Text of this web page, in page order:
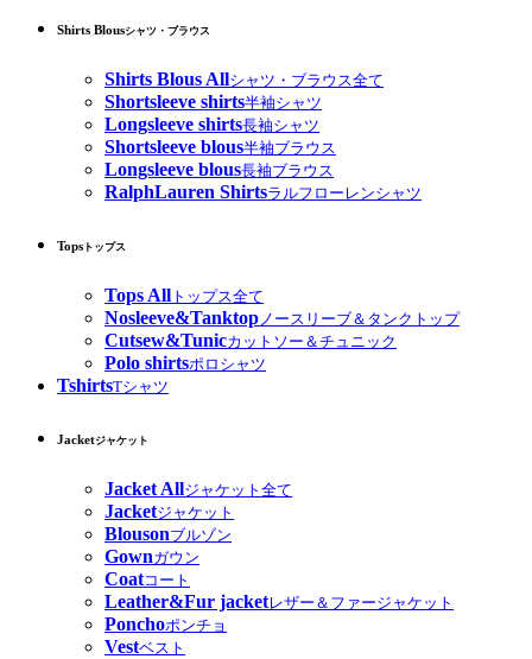
Shirts Blousシャツ・ブラウス
Shirts Blous Allシャツ・ブラウス全て
Shortsleeve shirts半袖シャツ
Longsleeve shirts長袖シャツ
Shortsleeve blous半袖ブラウス
Longsleeve blous長袖ブラウス
RalphLauren Shirtsラルフローレンシャツ
Tops トップス
Tops All トップス全て
Nosleeve&Tanktopノースリーブ＆タンクトップ
Cutsew&Tunicカットソー＆チュニック
Polo shirtsポロシャツ
TshirtsTシャツ
Jacketジャケット
Jacket Allジャケット全て
Jacketジャケット
Blousonブルゾン
Gownガウン
Coatコート
Leather&Fur jacketレザー＆ファージャケット
Ponchoポンチョ
Vestベスト